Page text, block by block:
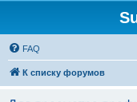
FAQ
К списку форумов